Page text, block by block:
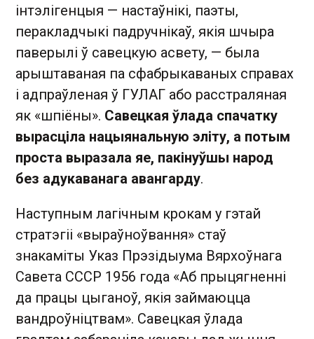
інтэлігенцыя — настаўнікі, паэты,
перакладчыкі падручнікаў, якія шчыра
паверылі ў савецкую асвету, — была
арыштаваная па сфабрыкаваных справах
і адпраўленая ў ГУЛАГ або расстраляная
як «шпіёны». Савецкая ўлада спачатку
вырасціла нацыянальную эліту, а потым
проста выразала яе, пакінуўшы народ
без адукаванага авангарду.
Наступным лагічным крокам у гэтай
стратэгіі «выраўноўвання» стаў
знакаміты Указ Прэзідыума Вярхоўнага
Савета СССР 1956 года «Аб прыцягненні
да працы цыганоў, якія займаюцца
вандроўніцтвам». Савецкая ўлада